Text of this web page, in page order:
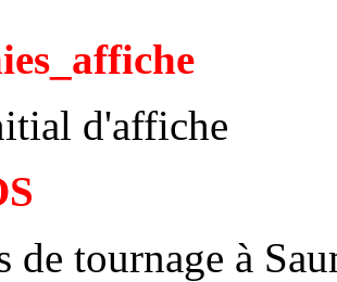
d'affiche
de tournage à